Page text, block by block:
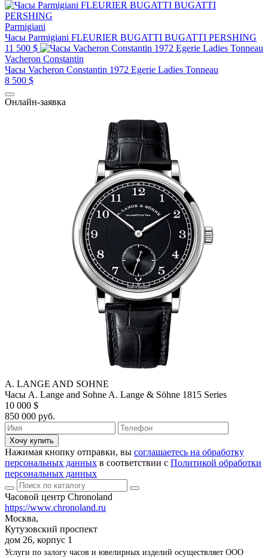
Parmigiani
Часы Parmigiani FLEURIER BUGATTI BUGATTI PERSHING
11 500 $
Vacheron Constantin
Часы Vacheron Constantin 1972 Egerie Ladies Tonneau
8 500 $
Онлайн-заявка
A. LANGE AND SOHNE
Часы A. Lange and Sohne A. Lange & Söhne 1815 Series
10 000 $
850 000 руб.
Хочу купить
Нажимая кнопку отправки, вы соглашаетесь на обработку
персональных данных в соответствии с Политикой обработки
персональных данных
Часовой центр Chronoland
https://www.chronoland.ru
Москва,
Кутузовский проспект
дом 26, корпус 1
Услуги по залогу часов и ювелирных изделий осуществляет ООО